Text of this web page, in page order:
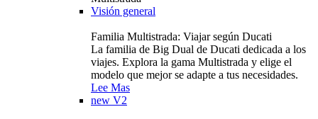
Visión general
Familia Multistrada: Viajar según Ducati
La familia de Big Dual de Ducati dedicada a los
viajes. Explora la gama Multistrada y elige el
modelo que mejor se adapte a tus necesidades.
Lee Mas
new V2